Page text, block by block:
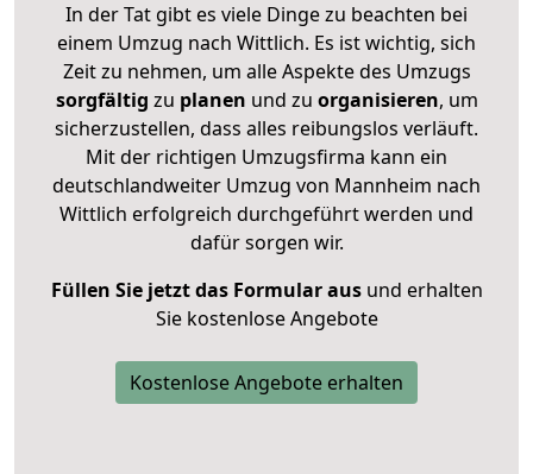
In der Tat gibt es viele Dinge zu beachten bei
einem Umzug nach Wittlich. Es ist wichtig, sich
Zeit zu nehmen, um alle Aspekte des Umzugs
sorgfältig zu planen und zu organisieren, um
sicherzustellen, dass alles reibungslos verläuft.
Mit der richtigen Umzugsfirma kann ein
deutschlandweiter Umzug von Mannheim nach
Wittlich erfolgreich durchgeführt werden und
dafür sorgen wir.
Füllen Sie jetzt das Formular ausund erhalten
Sie kostenlose Angebote
Kostenlose Angebote erhalten